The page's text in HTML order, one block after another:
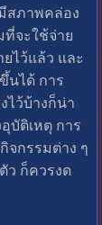
สภาพคล่อง
จะใช้จ่าย
ไว้แล้ว และ
นได้ การ
ว้บ้างก็น่า
บัติเหตุ การ
จกรรมต่าง ๆ
ว ก็ควรงด